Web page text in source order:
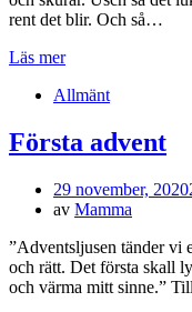
rent det blir. Och så…
Läs mer
Allmänt
Första advent
Publicerad
den
29 november, 2020
av Mamma
”Adventsljusen tänder vi
och rätt. Det första skall
och värma mitt sinne.”